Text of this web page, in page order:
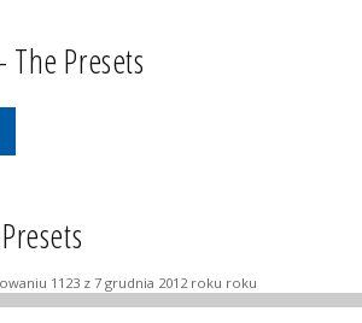
The Presets
1123 z 7 grudnia 2012 roku roku